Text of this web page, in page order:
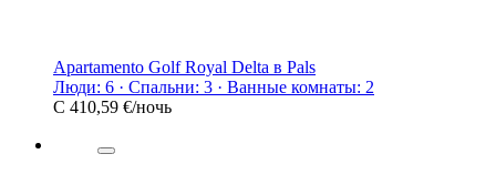
Apartamento Golf Royal Delta в Pals
Люди: 6 · Спальни: 3 · Ванные комнаты: 2
С 410,59 €/ночь